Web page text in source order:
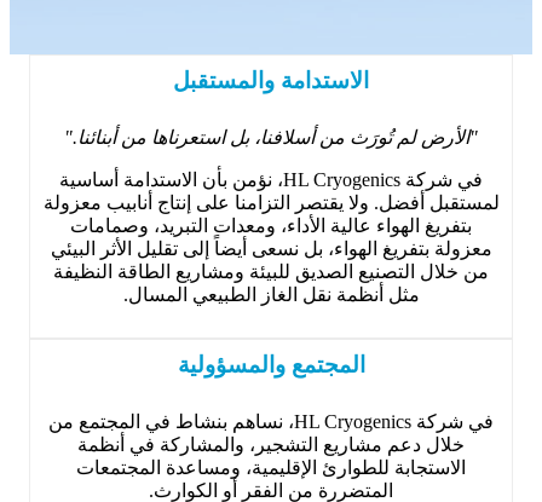
الاستدامة والمستقبل
"الأرض لم تُورَث من أسلافنا، بل استعرناها من أبنائنا."
في شركة HL Cryogenics، نؤمن بأن الاستدامة أساسية
لمستقبل أفضل. ولا يقتصر التزامنا على إنتاج أنابيب معزولة
بتفريغ الهواء عالية الأداء، ومعدات التبريد، وصمامات
معزولة بتفريغ الهواء، بل نسعى أيضاً إلى تقليل الأثر البيئي
من خلال التصنيع الصديق للبيئة ومشاريع الطاقة النظيفة
مثل أنظمة نقل الغاز الطبيعي المسال.
المجتمع والمسؤولية
في شركة HL Cryogenics، نساهم بنشاط في المجتمع من
خلال دعم مشاريع التشجير، والمشاركة في أنظمة
الاستجابة للطوارئ الإقليمية، ومساعدة المجتمعات
المتضررة من الفقر أو الكوارث.